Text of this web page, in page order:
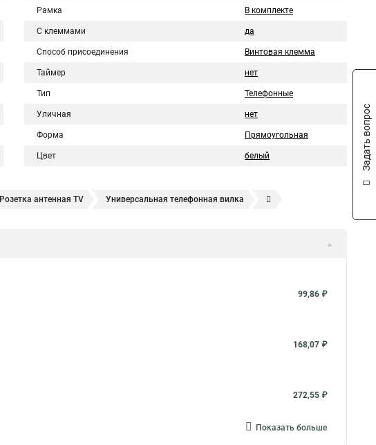
Рамка В комплекте
С клеммами да
Способ присоединения Винтовая клемма
Таймер нет
Тип Телефонные
Уличная нет
Форма Прямоугольная
Цвет белый
Розетка антенная TV Универсальная телефонная вилка
99,86 ₽
168,07 ₽
272,55 ₽
Показать больше
Задать вопрос